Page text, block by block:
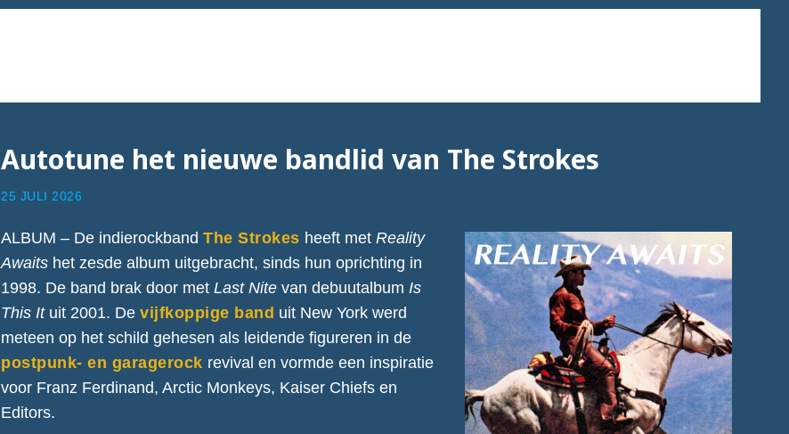
Autotune het nieuwe bandlid van The Strokes
25 JULI 2026
ALBUM – De indierockbandThe Strokes heeft met Reality
Awaits het zesde album uitgebracht, sinds hun oprichting in
1998. De band brak door metLast Nitevan debuutalbum Is
This It uit 2001. Devijfkoppige band uit New York werd
meteen op het schild gehesen als leidende figureren in de
postpunk- en garagerock revival en vormde een inspiratie
voor Franz Ferdinand, Arctic Monkeys, Kaiser Chiefs en
Editors.